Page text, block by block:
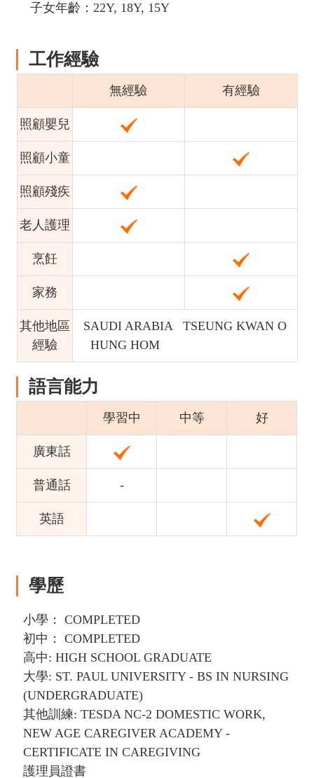
子女年齡：22Y, 18Y, 15Y
工作經驗
無經驗 有經驗
照顧嬰兒
照顧小童
照顧殘疾
老人護理
烹飪
家務
其他地區
經驗
SAUDI ARABIA TSEUNG KWAN O
HUNG HOM
語言能力
學習中 中等 好
廣東話
普通話 -
英語
學歷
小學： COMPLETED
初中： COMPLETED
高中: HIGH SCHOOL GRADUATE
大學: ST. PAUL UNIVERSITY - BS IN NURSING
(UNDERGRADUATE)
其他訓練: TESDA NC-2 DOMESTIC WORK,
NEW AGE CAREGIVER ACADEMY -
CERTIFICATE IN CAREGIVING
護理員證書